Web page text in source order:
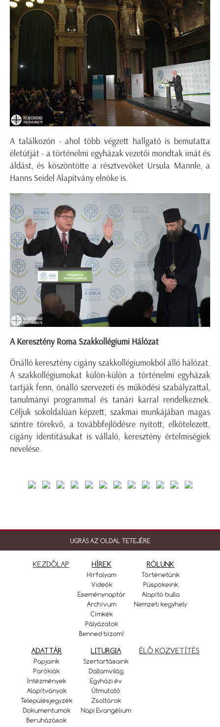
A találkozón - ahol több végzett hallgató is bemutatta
életútját - a történelmi egyházak vezetői mondtak imát és
áldást, és köszöntötte a résztvevőket Ursula Mannle, a
Hanns Seidel Alapítvány elnöke is.
A Keresztény Roma Szakkollégiumi Hálózat
Önálló keresztény cigány szakkollégiumokból álló hálózat.
A szakkollégiumokat külön-külön a történelmi egyházak
tartják fenn, önálló szervezeti és működési szabályzattal,
tanulmányi programmal és tanári karral rendelkeznek.
Céljuk sokoldalúan képzett, szakmai munkájában magas
szintre törekvő, a továbbfejlődésre nyitott, elkötelezett,
cigány identitásukat is vállaló, keresztény értelmiségiek
nevelése.
UGRÁS AZ OLDAL TETEJÉRE
KEZDŐLAP HÍREK
Hírfolyam
Videók
Eseménynaptár
Archívum
Címkék
Pályázatok
Benned bízom!
RÓLUNK
Történetünk
Püspökeink
Alapító bulla
Nemzeti kegyhely
ADATTÁR
Papjaink
Parókiák
Intézmények
Alapítványok
Településjegyzék
Dokumentumok
Beruházások
LITURGIA
Szertartásaink
Dallamvilág
Egyházi év
Útmutató
Zsoltárok
Napi Evangélium
ÉLŐ KÖZVETÍTÉS